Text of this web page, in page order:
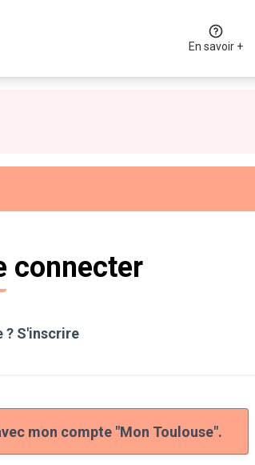
En savoir +
connecter
? S'inscrire
mon compte "Mon Toulouse".